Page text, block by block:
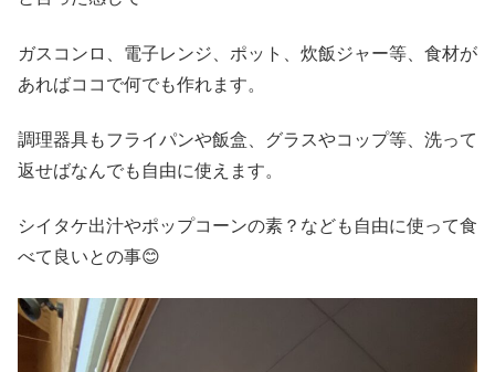
ガスコンロ、電子レンジ、ポット、炊飯ジャー等、食材が
あればココで何でも作れます。
調理器具もフライパンや飯盒、グラスやコップ等、洗って
返せばなんでも自由に使えます。
シイタケ出汁やポップコーンの素？なども自由に使って食
べて良いとの事😊